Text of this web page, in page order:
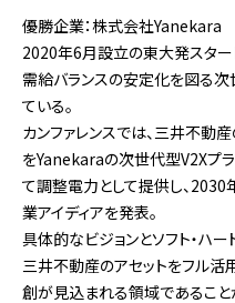
優勝企業：株式会社Yanekara
2020年6月設立の東大発スター
需給バランスの安定化を図る次
ている。
カンファレンスでは、三井不動
をYanekaraの次世代型V2Xプラ
て調整電力として提供し、
業アイディアを発表。
具体的なビジョンとソフト・ハー
三井不動産のアセットをフル
創が見込まれる領域であること